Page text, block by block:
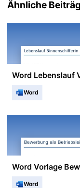
Ähnliche
Word Lebenslauf
Word
Word Vorlage
Word